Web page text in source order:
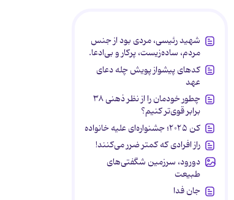
شهید رئیسی، مردی بود از جنس
مردم، ساده‌زیست، پرکار و بی‌ادعا.
کدهای پیشواز پویش چله دعای
عهد
چطور خودمان را از نظر ذهنی ۳۸
برابر قوی‌تر کنیم؟
کن ۲۰۲۵؛ جشنواره‌ای علیه خانواده
راز افرادی که کمتر ضرر می‌کنند!
دورود، سرزمین شگفتی‌های
طبیعت
جان فدا